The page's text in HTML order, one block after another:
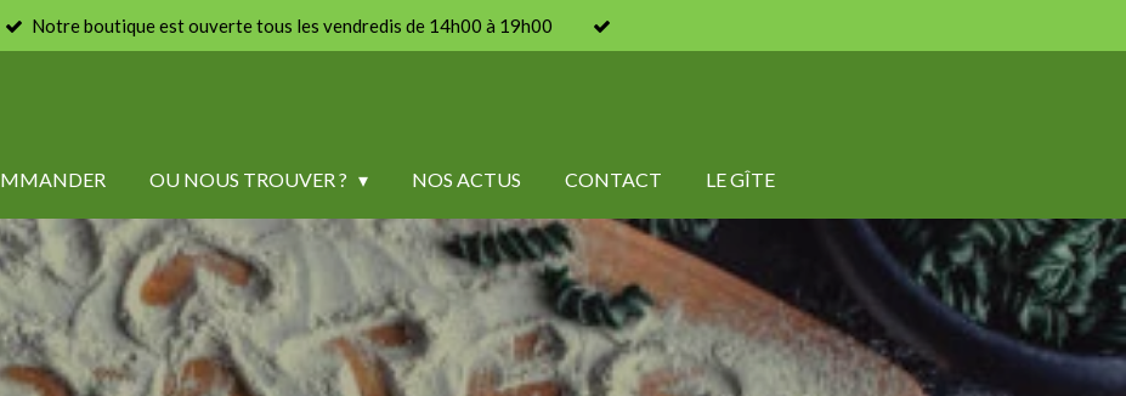
Notre boutique est ouverte tous les vendredis de 14h00 à 19h00
OU NOUS TROUVER ? NOS ACTUS CONTACT LE GÎTE